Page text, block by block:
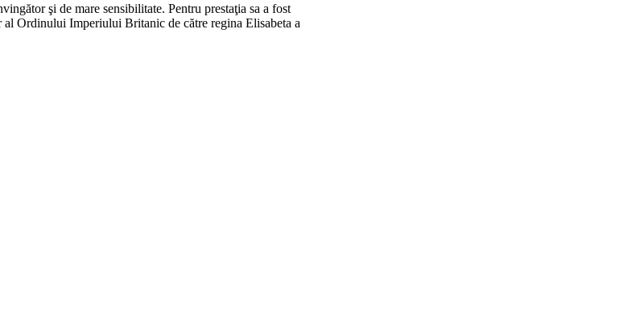
şi de mare sensibilitate. Pentru prestaţia sa a fost
Ordinului Imperiului Britanic de către regina Elisabeta a